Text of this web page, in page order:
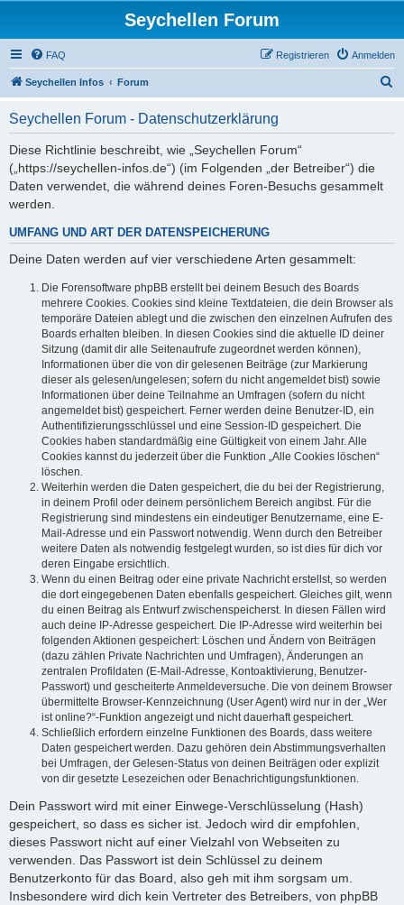
Seychellen Forum
FAQ Anmelden
Registrieren
Seychellen Infos Forum
Seychellen Forum - Datenschutzerklärung
Diese Richtlinie beschreibt, wie „Seychellen Forum“
(„https://seychellen-infos.de“) (im Folgenden „der Betreiber“) die
Daten verwendet, die während deines Foren-Besuchs gesammelt
werden.
UMFANG UND ART DER DATENSPEICHERUNG
Deine Daten werden auf vier verschiedene Arten gesammelt:
Die Forensoftware phpBB erstellt bei deinem Besuch des Boards
mehrere Cookies. Cookies sind kleine Textdateien, die dein Browser als
temporäre Dateien ablegt und die zwischen den einzelnen Aufrufen des
Boards erhalten bleiben. In diesen Cookies sind die aktuelle ID deiner
Sitzung (damit dir alle Seitenaufrufe zugeordnet werden können),
Informationen über die von dir gelesenen Beiträge (zur Markierung
dieser als gelesen/ungelesen; sofern du nicht angemeldet bist) sowie
Informationen über deine Teilnahme an Umfragen (sofern du nicht
angemeldet bist) gespeichert. Ferner werden deine Benutzer-ID, ein
Authentifizierungsschlüssel und eine Session-ID gespeichert. Die
Cookies haben standardmäßig eine Gültigkeit von einem Jahr. Alle
Cookies kannst du jederzeit über die Funktion „Alle Cookies löschen“
löschen.
Weiterhin werden die Daten gespeichert, die du bei der Registrierung,
in deinem Profil oder deinem persönlichem Bereich angibst. Für die
Registrierung sind mindestens ein eindeutiger Benutzername, eine E-
Mail-Adresse und ein Passwort notwendig. Wenn durch den Betreiber
weitere Daten als notwendig festgelegt wurden, so ist dies für dich vor
deren Eingabe ersichtlich.
Wenn du einen Beitrag oder eine private Nachricht erstellst, so werden
die dort eingegebenen Daten ebenfalls gespeichert. Gleiches gilt, wenn
du einen Beitrag als Entwurf zwischenspeicherst. In diesen Fällen wird
auch deine IP-Adresse gespeichert. Die IP-Adresse wird weiterhin bei
folgenden Aktionen gespeichert: Löschen und Ändern von Beiträgen
(dazu zählen Private Nachrichten und Umfragen), Änderungen an
zentralen Profildaten (E-Mail-Adresse, Kontoaktivierung, Benutzer-
Passwort) und gescheiterte Anmeldeversuche. Die von deinem Browser
übermittelte Browser-Kennzeichnung (User Agent) wird nur in der „Wer
ist online?“-Funktion angezeigt und nicht dauerhaft gespeichert.
Schließlich erfordern einzelne Funktionen des Boards, dass weitere
Daten gespeichert werden. Dazu gehören dein Abstimmungsverhalten
bei Umfragen, der Gelesen-Status von deinen Beiträgen oder explizit
von dir gesetzte Lesezeichen oder Benachrichtigungsfunktionen.
Dein Passwort wird mit einer Einwege-Verschlüsselung (Hash)
gespeichert, so dass es sicher ist. Jedoch wird dir empfohlen,
dieses Passwort nicht auf einer Vielzahl von Webseiten zu
verwenden. Das Passwort ist dein Schlüssel zu deinem
Benutzerkonto für das Board, also geh mit ihm sorgsam um.
Insbesondere wird dich kein Vertreter des Betreibers, von phpBB